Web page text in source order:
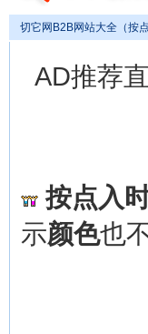
切它网 B2B网站大全 （按
AD推荐
按点入
示颜色也